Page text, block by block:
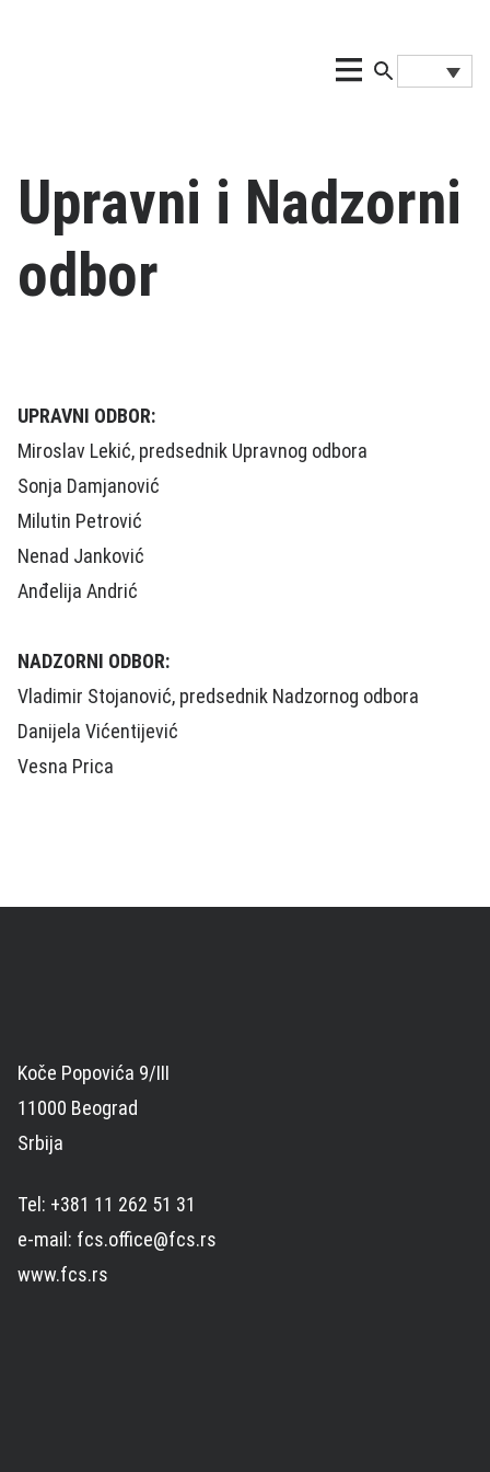
Upravni i Nadzorni
odbor
UPRAVNI ODBOR:
Miroslav Lekić, predsednik Upravnog odbora
Sonja Damjanović
Milutin Petrović
Nenad Janković
Anđelija Andrić
NADZORNI ODBOR:
Vladimir Stojanović, predsednik Nadzornog odbora
Danijela Vićentijević
Vesna Prica
Koče Popovića 9/III
11000 Beograd
Srbija
Tel: +381 11 262 51 31
e-mail: fcs.office@fcs.rs
www.fcs.rs